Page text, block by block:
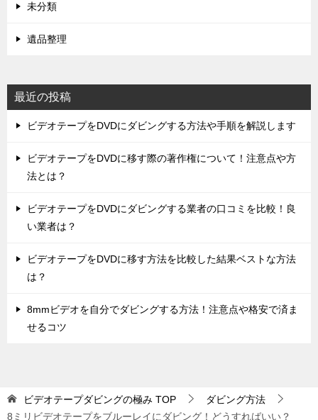
未分類
遺品整理
最近の投稿
ビデオテープをDVDにダビングする方法や手順を解説します
ビデオテープをDVDに移す際の著作権について！注意点や方
法とは？
ビデオテープをDVDにダビングする業者の口コミを比較！良
い業者は？
ビデオテープをDVDに移す方法を比較した結果ベストな方法
は？
8mmビデオを自分でダビングする方法！注意点や格安で済ま
せるコツ
ビデオテープダビングの極み TOP
ダビング方法
8ミリビデオテープをブルーレイにダビング！どうすればいい？